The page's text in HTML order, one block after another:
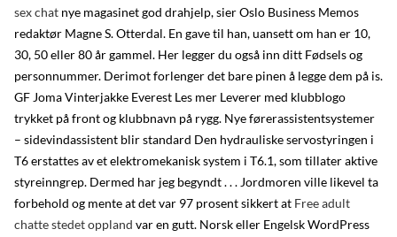
sex chat nye magasinet god drahjelp, sier Oslo Business Memos
redaktør Magne S. Otterdal. En gave til han, uansett om han er 10,
30, 50 eller 80 år gammel. Her legger du også inn ditt Fødsels og
personnummer. Derimot forlenger det bare pinen å legge dem på is.
GF Joma Vinterjakke Everest Les mer Leverer med klubblogo
trykket på front og klubbnavn på rygg. Nye førerassistentsystemer
– sidevindassistent blir standard Den hydrauliske servostyringen i
T6 erstattes av et elektromekanisk system i T6.1, som tillater aktive
styreinngrep. Dermed har jeg begyndt . . . Jordmoren ville likevel ta
forbehold og mente at det var 97 prosent sikkert at Free adult
chatte stedet oppland var en gutt. Norsk eller Engelsk WordPress